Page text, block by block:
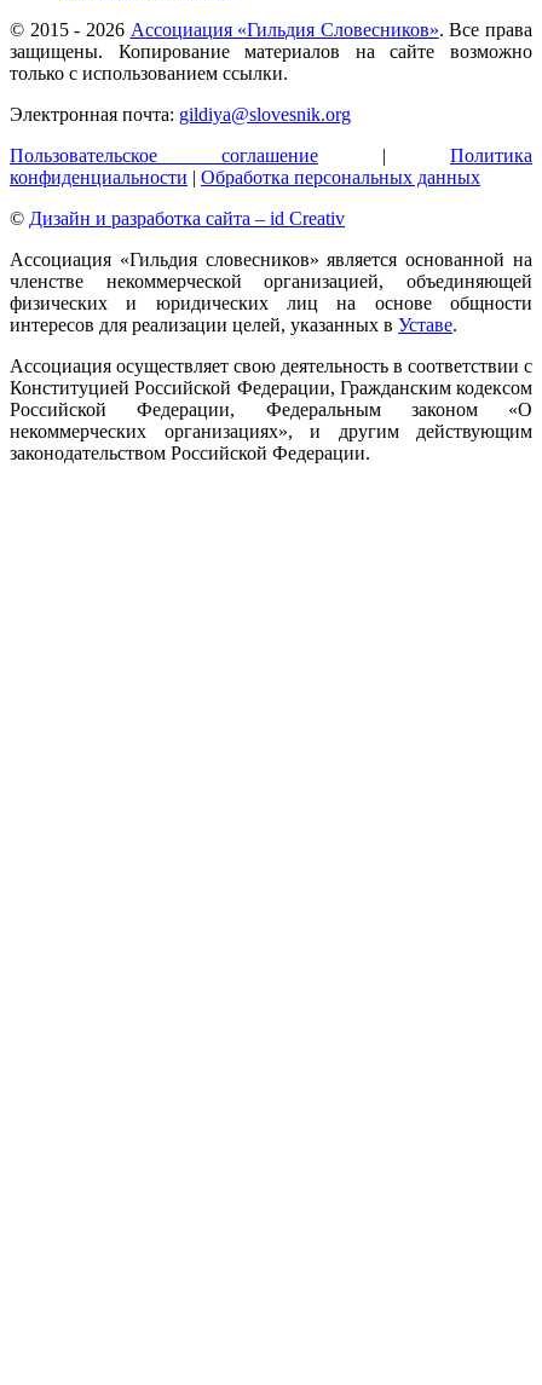
© 2015 - 2026 Ассоциация «Гильдия Словесников». Все права
защищены. Копирование материалов на сайте возможно
только с использованием ссылки.
Электронная почта: gildiya@slovesnik.org
Пользовательское соглашение | Политика
конфиденциальности | Обработка персональных данных
© Дизайн и разработка сайта – id Creativ
Ассоциация «Гильдия словесников» является основанной на
членстве некоммерческой организацией, объединяющей
физических и юридических лиц на основе общности
интересов для реализации целей, указанных в Уставе.
Ассоциация осуществляет свою деятельность в соответствии с
Конституцией Российской Федерации, Гражданским кодексом
Российской Федерации, Федеральным законом «О
некоммерческих организациях», и другим действующим
законодательством Российской Федерации.